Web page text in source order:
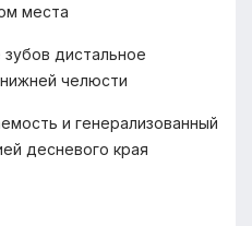
места
дистальное
челюсти
и генерализованный
десневого края